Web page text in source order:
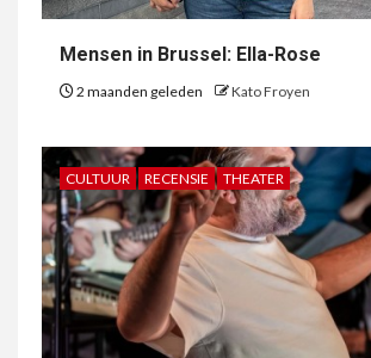
Mensen in Brussel: Ella-Rose
2 maanden geleden Kato Froyen
CULTUUR RECENSIE THEATER